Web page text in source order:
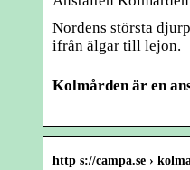
Nordens största
ifrån älgar till lejon.
Kolmården är en
http s://campa.se ›